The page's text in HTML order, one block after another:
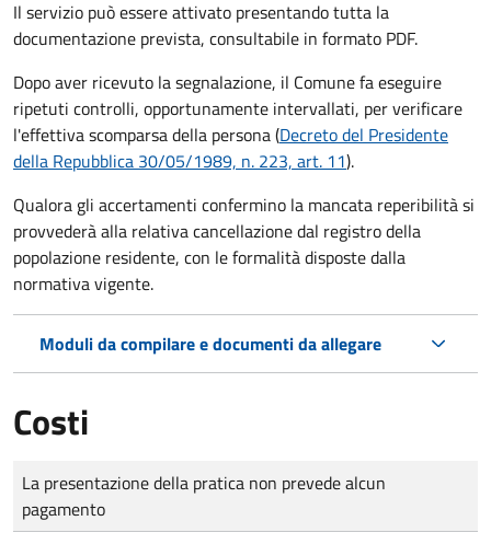
Il servizio può essere attivato presentando tutta la
documentazione prevista, consultabile in formato PDF.
Dopo aver ricevuto la segnalazione, il Comune fa eseguire
ripetuti controlli, opportunamente intervallati, per verificare
l'effettiva scomparsa della persona (Decreto del Presidente
della Repubblica 30/05/1989, n. 223, art. 11).
Qualora gli accertamenti confermino la mancata reperibilità si
provvederà alla relativa cancellazione dal registro della
popolazione residente, con le formalità disposte dalla
normativa vigente.
Moduli da compilare e documenti da allegare
Costi
Tipo di pagamento
Importo
La presentazione della pratica non prevede alcun
pagamento